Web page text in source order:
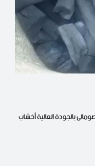
بالجودة العالية أخشاب